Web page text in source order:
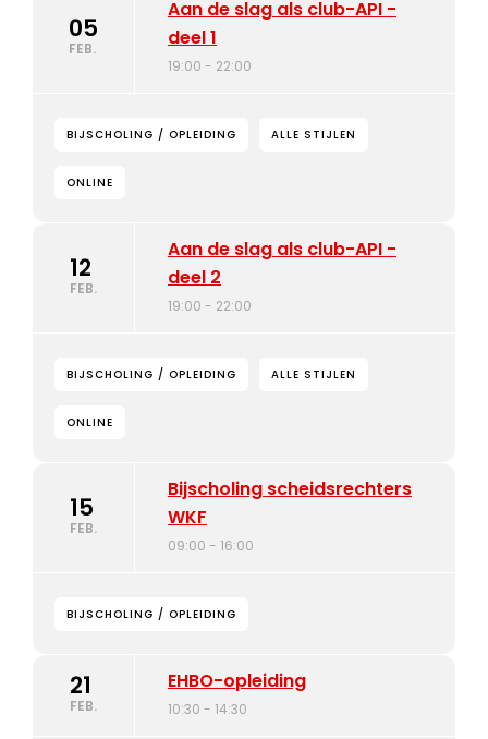
05
FEB.
Aan de slag als club-API -
deel 1
19:00 - 22:00
BIJSCHOLING / OPLEIDING ALLE STIJLEN
ONLINE
12
FEB.
Aan de slag als club-API -
deel 2
19:00 - 22:00
BIJSCHOLING / OPLEIDING ALLE STIJLEN
ONLINE
15
FEB.
Bijscholing scheidsrechters
WKF
09:00 - 16:00
BIJSCHOLING / OPLEIDING
21
FEB.
EHBO-opleiding
10:30 - 14:30